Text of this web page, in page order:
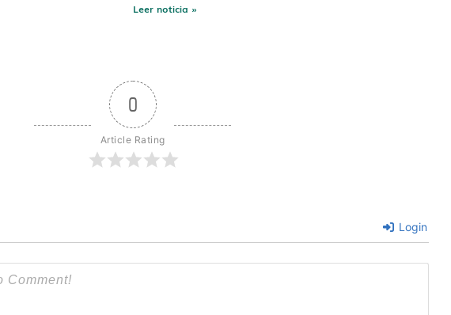
Leer noticia »
0
Article Rating
Login